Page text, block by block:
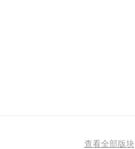
查看全部版块